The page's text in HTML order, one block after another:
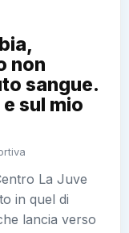
non
sangue.
sul mio
La Juve
in quel di
lancia verso